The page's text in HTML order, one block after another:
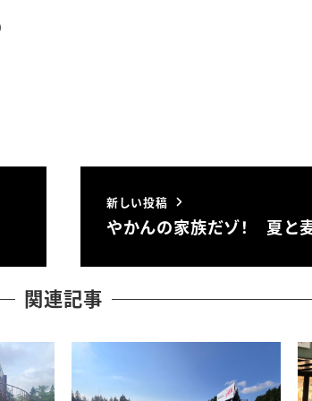
新しい投稿
やかんの家族だゾ！ 夏と
関連記事